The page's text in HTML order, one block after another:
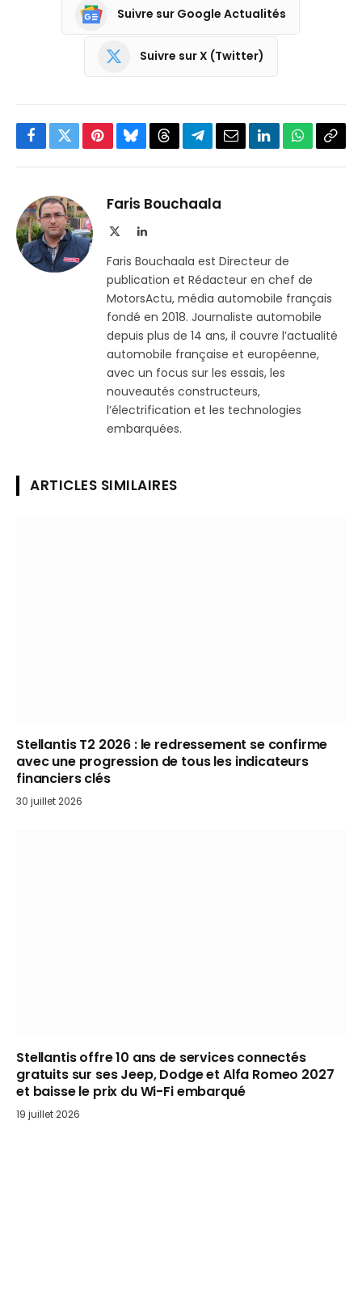
Suivre sur Google Actualités
Suivre sur X (Twitter)
Facebook
TwitterPinterestBlueskyThreadsPartager
Telegram
EmailLinkedInWhatsApp
Faris Bouchaala
LinkedIn
Faris Bouchaala est Directeur de
publication et Rédacteur en chef de
MotorsActu, média automobile français
fondé en 2018. Journaliste automobile
depuis plus de 14 ans, il couvre l’actualité
automobile française et européenne,
avec un focus sur les essais, les
nouveautés constructeurs,
l’électrification et les technologies
embarquées.
ARTICLES SIMILAIRES
Stellantis T2 2026 : le redressement se confirme
avec une progression de tous les indicateurs
financiers clés
30 juillet 2026
Stellantis offre 10 ans de services connectés
gratuits sur ses Jeep, Dodge et Alfa Romeo 2027
et baisse le prix du Wi-Fi embarqué
19 juillet 2026